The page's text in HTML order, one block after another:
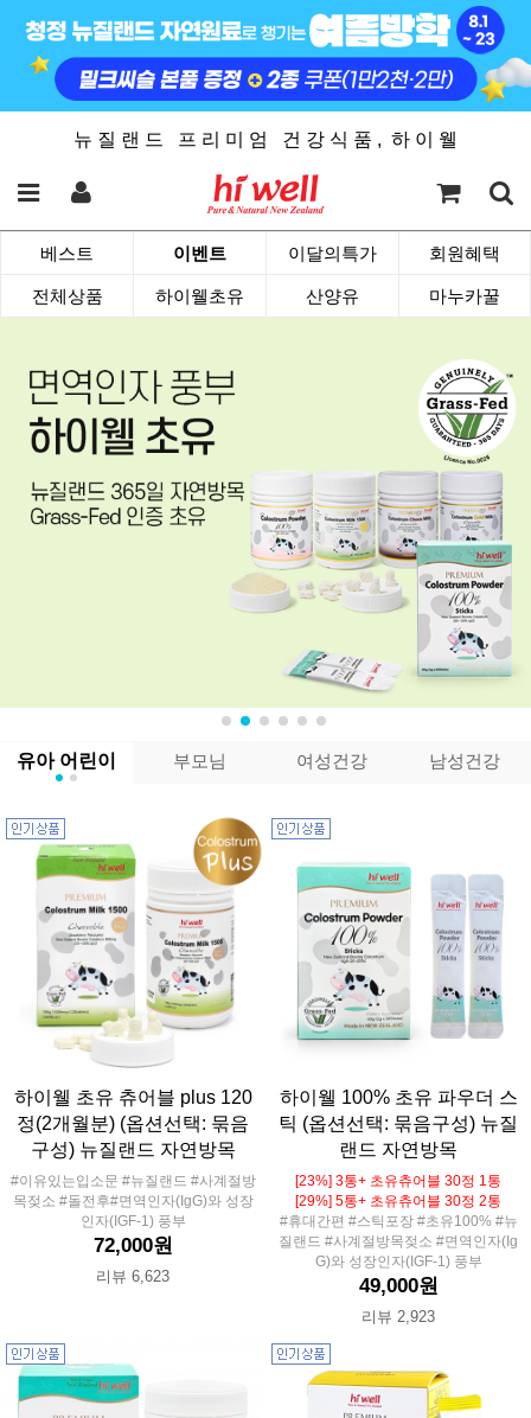
뉴 질 랜 드 프 리 미 엄 건 강 식 품 , 하 이 웰
베스트 이벤트 이달의특가 회원혜택
전체상품 하이웰초유 산양유 마누카꿀
유아 어린이 부모님 여성건강 남성건강
하이웰 초유 츄어블 plus 120
정(2개월분) (옵션선택: 묶음
구성) 뉴질랜드 자연방목
#이유있는입소문 #뉴질랜드 #사계절방
목젖소 #돌전후#면역인자(IgG)와 성장
인자(IGF-1) 풍부
72,000원
리뷰 6,623
하이웰 100% 초유 파우더 스
틱 (옵션선택: 묶음구성) 뉴질
랜드 자연방목
[23%] 3통+ 초유츄어블 30정 1통
[29%] 5통+ 초유츄어블 30정 2통
#휴대간편 #스틱포장 #초유100% #뉴
질랜드 #사계절방목젖소 #면역인자(Ig
G)와 성장인자(IGF-1) 풍부
49,000원
리뷰 2,923